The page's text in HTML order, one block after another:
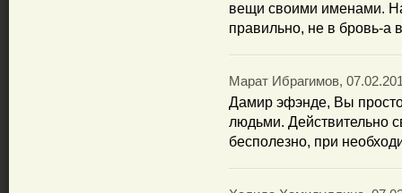
вещи своими именами.
правильно, не в бровь-а
Марат Ибрагимов,
Дамир эфэнде, Вы
людьми. Действительно
бесполезно, при